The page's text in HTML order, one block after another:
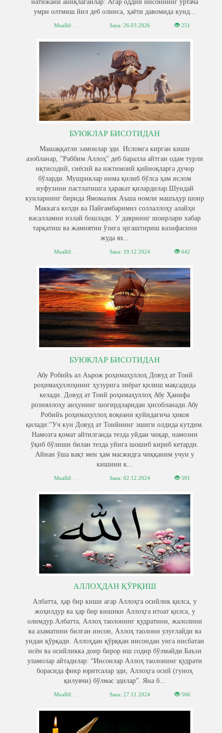
натижани аниқлаганлар: Агар оддий инсоннинг ўртача
умри олтмиш йил деб олинса, ҳаёти давомида кунд...
Muallif: . . Sana: 26.03.2026 251
БУЮКЛАР БИСОТИДАН
Машаққатли замонлар эди. Исломга кирган киши
азобланар, "Раббим Аллоҳ" деб баралла айтган одам турли
иқтисодий, сиёсий ва ижтимоий қийноқларга дучор
бўларди. Мушриклар нима қилиб бўлса ҳам ислом
нуфузини пастлатишга ҳаракат қилардилар.Шундай
кунларнинг бирида Ямомалик Аъша номли машъҳур шоир
Маккага келди ва Пайғамбаримиз соллаллоҳу алайҳи
васалламни излай бошлади. У даврнинг шоирлари хабар
тарқатиш ва жамиятни ўзига эргаштириш вазифасини
жуда ях...
Muallif: . . Sana: 19.12.2024 642
БУЮКЛАР БИСОТИДАН
Абу Робийъ ал Аърож роҳимаҳуллоҳ Довуд ат Тоий
роҳимаҳуллоҳнинг ҳузурига зиёрат қилиш мақсадида
келади. Довуд ат Тоий роҳимаҳуллоҳ Абу Ҳанифа
розияллоҳу анҳунинг шогирдларидан ҳисобланади.Абу
Робийъ роҳимаҳуллоҳ воқеани қуйидагича ҳикоя
қилади:"Уч кун Довуд ат Тоийнинг эшиги олдида кутдим.
Намозга қомат айтилганда тезда уйдан чиқар, намозни
ўқиб бўлиши билан тезда уйига шошиб кириб кетарди.
Айнан ўша вақт мен ҳам масжидга чиққаним учун у
кишини к...
Muallif: . . Sana: 02.12.2024 591
АЛЛОҲДАН ҚӮРҚИШ
Албатта, ҳар бир киши агар Аллоҳга осийлик қилса, у
жоҳилдур ва ҳар бир кишики Аллоҳга итоат қилса, у
олимдур.Албатта, Аллоҳ таолонинг қудратини, жалолини
ва азаматини билган инсон, Аллоҳ таолони улуғлайди ва
ундан қўрқади. Аллоҳдан қўрққан инсондан унга нисбатан
исён ва осийликка доир бирор иш содир бўлмайди.Баъзи
уламолар айтадилар: “Инсонлар Аллоҳ таолонинг қудрати
борасида фикр юритсалар эди, Аллоҳга осий (гуноҳ
қилувчи) бўлмас эдилар”. Яна б...
Muallif: . . Sana: 27.11.2024 566